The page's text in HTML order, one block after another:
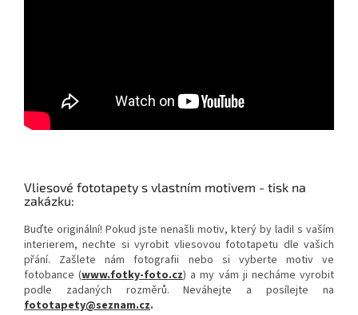
Vliesové fototapety s vlastním motivem - tisk na
zakázku:
Buďte originální! Pokud jste nenašli motiv, který by ladil s vaším
interierem, nechte si vyrobit vliesovou fototapetu dle vašich
přání. Zašlete nám fotografii nebo si vyberte motiv ve
fotobance (www.fotky-foto.cz) a my vám ji necháme vyrobit
podle zadaných rozměrů. Neváhejte a posílejte na
fototapety@seznam.cz.